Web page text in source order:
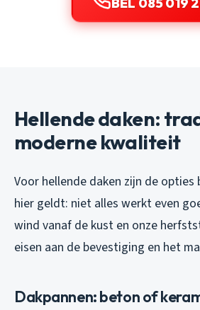
BEL 085 019
Hellende daken:
moderne kwaliteit
Voor hellende daken zijn de opties
hier geldt: niet alles werkt even
wind vanaf de kust en onze
eisen aan de bevestiging en het
Dakpannen: beton of